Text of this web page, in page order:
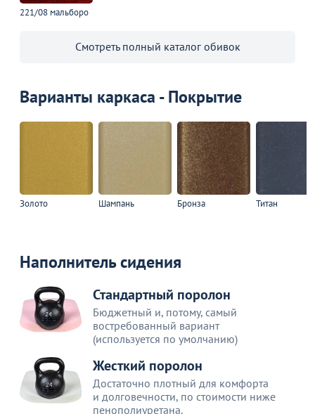
221/08 мальборо
Смотреть полный каталог обивок
Варианты каркаса - Покрытие
Золото Шампань Бронза Титан
Наполнитель сидения
Стандартный поролон
Бюджетный и, потому, самый
востребованный вариант
(используется по умолчанию)
Жесткий поролон
Достаточно плотный для комфорта
и долговечности, по стоимости ниже
пенополиуретана.